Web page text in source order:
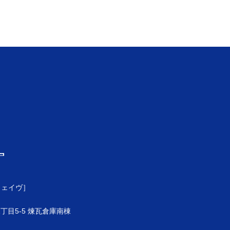
イヴ］
目5-5 煉瓦倉庫南棟